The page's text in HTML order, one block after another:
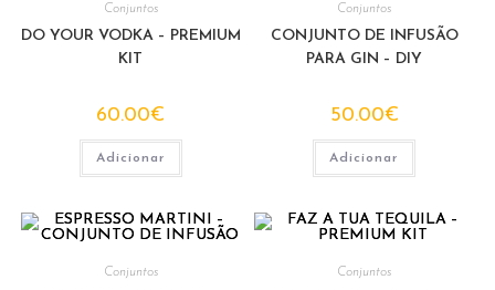
Conjuntos
DO YOUR VODKA – PREMIUM
KIT
60.00€
Adicionar
Conjuntos
CONJUNTO DE INFUSÃO
PARA GIN – DIY
50.00€
Adicionar
Conjuntos Conjuntos